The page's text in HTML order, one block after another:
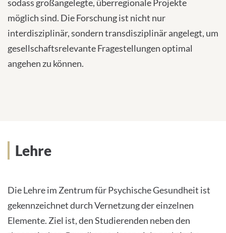
sodass großangelegte, überregionale Projekte
möglich sind. Die Forschung ist nicht nur
interdisziplinär, sondern transdisziplinär angelegt, um
gesellschaftsrelevante Fragestellungen optimal
angehen zu können.
Lehre
Die Lehre im Zentrum für Psychische Gesundheit ist
gekennzeichnet durch Vernetzung der einzelnen
Elemente. Ziel ist, den Studierenden neben den